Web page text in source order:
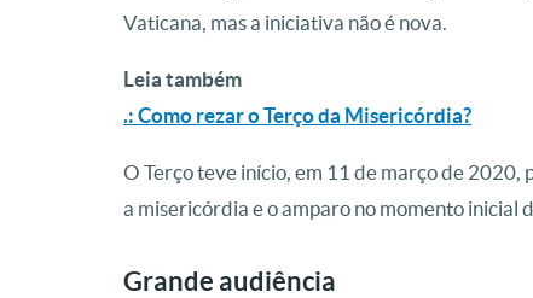
Vaticana, mas a iniciativa não é nova.
Leia também
.: Como rezar o Terço da Misericórdia?
O Terço teve início, em 11 de março de
a misericórdia e o amparo no momento inicial
Grande audiência